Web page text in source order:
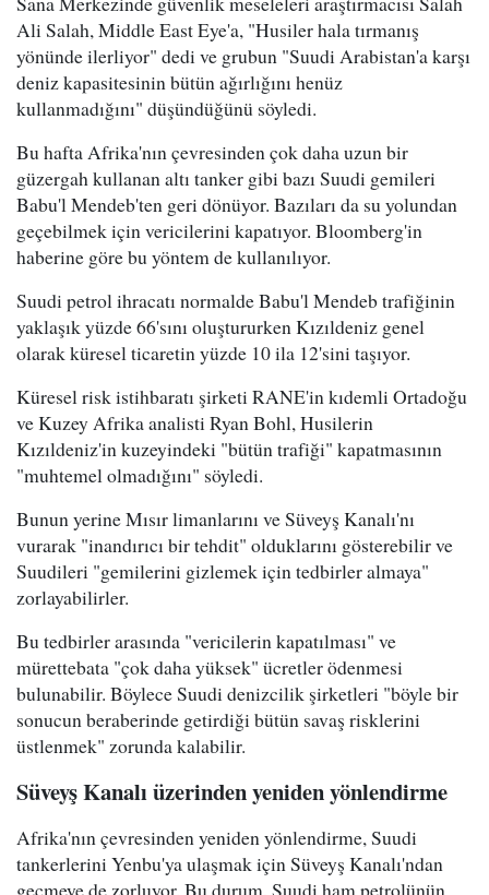
Ali Salah, Middle East Eye'a, "Husiler hala tırmanış
yönünde ilerliyor" dedi ve grubun "Suudi Arabistan'a karşı
deniz kapasitesinin bütün ağırlığını henüz
kullanmadığını" düşündüğünü söyledi.
Bu hafta Afrika'nın çevresinden çok daha uzun bir
güzergah kullanan altı tanker gibi bazı Suudi gemileri
Babu'l Mendeb'ten geri dönüyor. Bazıları da su yolundan
geçebilmek için vericilerini kapatıyor. Bloomberg'in
haberine göre bu yöntem de kullanılıyor.
Suudi petrol ihracatı normalde Babu'l Mendeb trafiğinin
yaklaşık yüzde 66'sını oluştururken Kızıldeniz genel
olarak küresel ticaretin yüzde 10 ila 12'sini taşıyor.
Küresel risk istihbaratı şirketi RANE'in kıdemli Ortadoğu
ve Kuzey Afrika analisti Ryan Bohl, Husilerin
Kızıldeniz'in kuzeyindeki "bütün trafiği" kapatmasının
"muhtemel olmadığını" söyledi.
Bunun yerine Mısır limanlarını ve Süveyş Kanalı'nı
vurarak "inandırıcı bir tehdit" olduklarını gösterebilir ve
Suudileri "gemilerini gizlemek için tedbirler almaya"
zorlayabilirler.
Bu tedbirler arasında "vericilerin kapatılması" ve
mürettebata "çok daha yüksek" ücretler ödenmesi
bulunabilir. Böylece Suudi denizcilik şirketleri "böyle bir
sonucun beraberinde getirdiği bütün savaş risklerini
üstlenmek" zorunda kalabilir.
Süveyş Kanalı üzerinden yeniden yönlendirme
Afrika'nın çevresinden yeniden yönlendirme, Suudi
tankerlerini Yenbu'ya ulaşmak için Süveyş Kanalı'ndan
geçmeye de zorluyor. Bu durum, Suudi ham petrolünün